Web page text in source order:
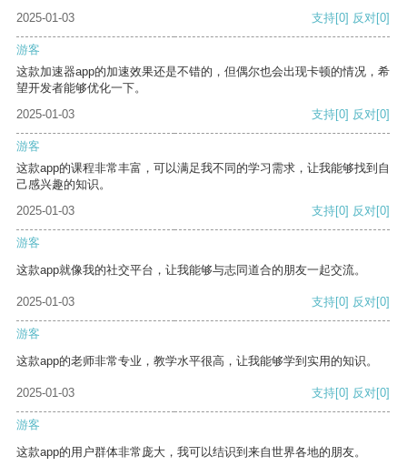
2025-01-03 支持[0] 反对[0]
游客
这款加速器app的加速效果还是不错的，但偶尔也会出现卡顿的情况，希
望开发者能够优化一下。
2025-01-03
支持[0] 反对[0]
游客
这款app的课程非常丰富，可以满足我不同的学习需求，让我能够找到自
己感兴趣的知识。
2025-01-03
支持[0] 反对[0]
游客
这款app就像我的社交平台，让我能够与志同道合的朋友一起交流。
2025-01-03 支持[0] 反对[0]
游客
这款app的老师非常专业，教学水平很高，让我能够学到实用的知识。
2025-01-03 支持[0] 反对[0]
游客
这款app的用户群体非常庞大，我可以结识到来自世界各地的朋友。